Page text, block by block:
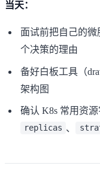
当天：
面试前把自己的
个决策的理由
备好白板工具（
架构图
确认 K8s 常用资源
replicas 、